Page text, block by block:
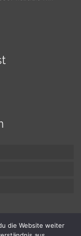
die Website weiter